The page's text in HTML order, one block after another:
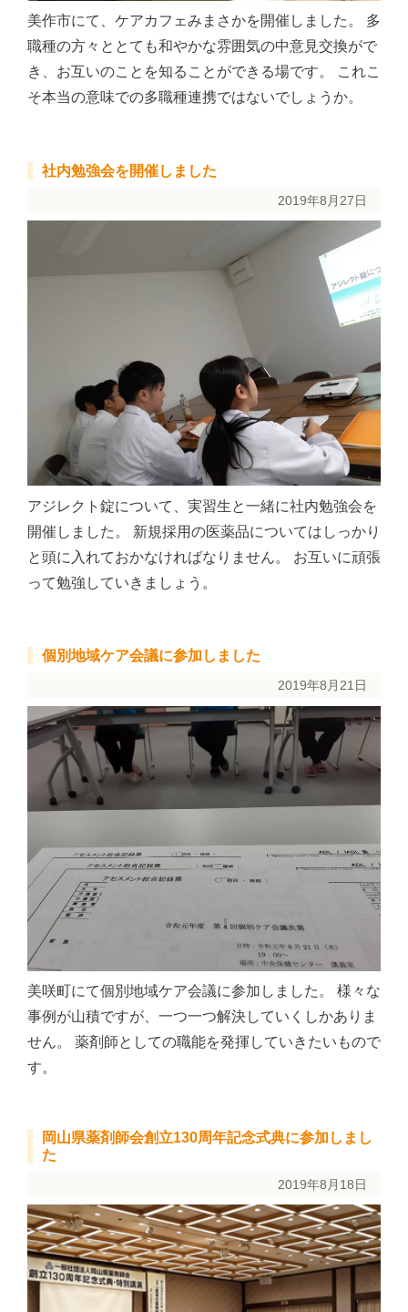
美作市にて、ケアカフェみまさかを開催しました。 多
職種の方々ととても和やかな雰囲気の中意見交換がで
き、お互いのことを知ることができる場です。 これこ
そ本当の意味での多職種連携ではないでしょうか。
社内勉強会を開催しました
2019年8月27日
アジレクト錠について、実習生と一緒に社内勉強会を
開催しました。 新規採用の医薬品についてはしっかり
と頭に入れておかなければなりません。 お互いに頑張
って勉強していきましょう。
個別地域ケア会議に参加しました
2019年8月21日
美咲町にて個別地域ケア会議に参加しました。 様々な
事例が山積ですが、一つ一つ解決していくしかありま
せん。 薬剤師としての職能を発揮していきたいもので
す。
岡山県薬剤師会創立130周年記念式典に参加しまし
た
2019年8月18日